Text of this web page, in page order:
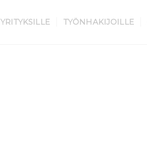
YRITYKSILLE TYÖNHAKIJOILLE